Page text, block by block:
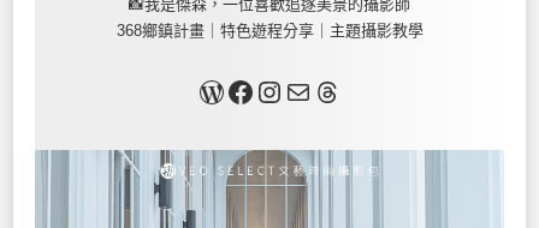
📸我是傑森，一位喜歡追逐美景的攝影師
368鄉鎮計畫｜特色遊程分享｜主題攝影教學
關於我Facebook InstagramMail Threads